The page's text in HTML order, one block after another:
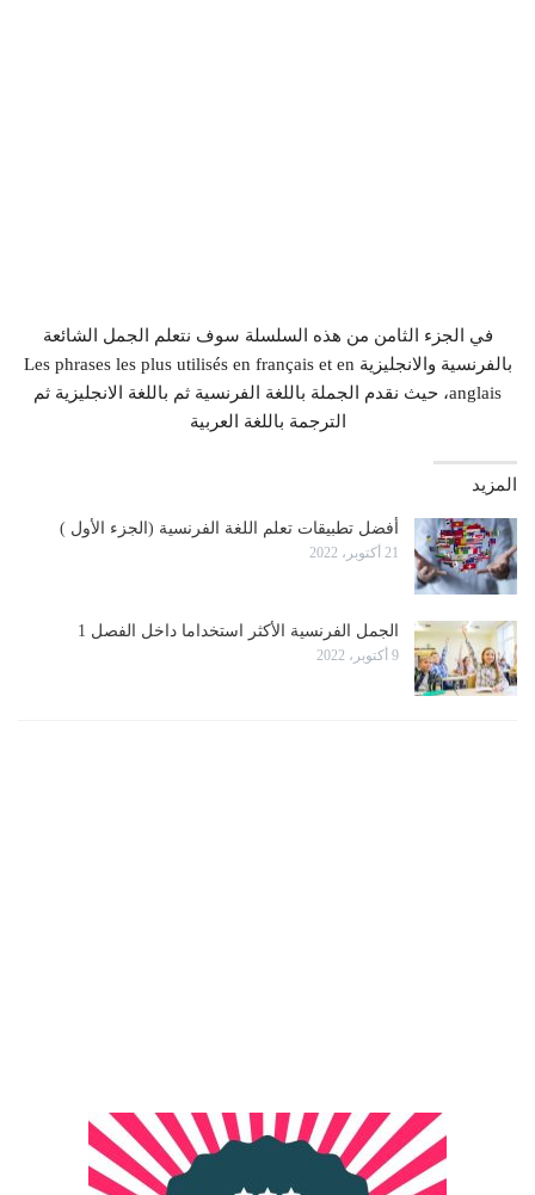
في الجزء الثامن من هذه السلسلة سوف نتعلم الجمل الشائعة
بالفرنسية والانجليزية Les phrases les plus utilisés en français et en
anglais، حيث نقدم الجملة باللغة الفرنسية ثم باللغة الانجليزية ثم
الترجمة باللغة العربية
المزيد
أفضل تطبيقات تعلم اللغة الفرنسية (الجزء الأول )
21 أكتوبر، 2022
الجمل الفرنسية الأكثر استخداما داخل الفصل 1
9 أكتوبر، 2022